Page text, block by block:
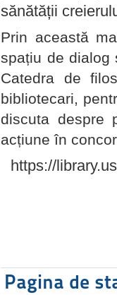
sănătății
Prin această
spațiu de dialog
Catedra de
bibliotecari,
discuta despre
acțiune în
https://
Pagina de